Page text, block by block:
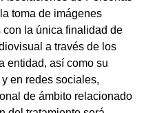
toma de imágenes
la única finalidad de
a través de los
entidad, así como su
en redes sociales,
de ámbito relacionado